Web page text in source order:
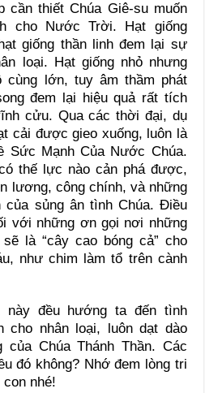
cần thiết Chúa Giê-su muốn
cho Nước Trời. Hạt giống
giống thần linh đem lại sự
loại. Hạt giống nhỏ nhưng
cùng lớn, tuy âm thầm phát
đem lại hiệu quả rất tích
cửu. Qua các thời đại, dụ
cải được gieo xuống, luôn là
Sức Mạnh Của Nước Chúa.
thế lực nào cản phá được,
lương, công chính, và những
của sủng ân tình Chúa. Điều
với những ơn gọi nơi những
là “cây cao bóng cả” cho
như chim làm tổ trên cành
đều hướng ta đến tình
cho nhân loại, luôn dạt dào
của Chúa Thánh Thần. Các
đó không? Nhớ đem lòng tri
nhé!